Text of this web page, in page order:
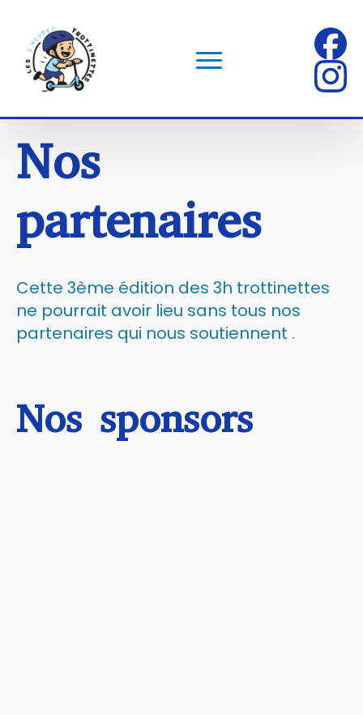
Nos
partenaires
Cette 3ème édition des 3h trottinettes
ne pourrait avoir lieu sans tous nos
partenaires qui nous soutiennent .
Nos sponsors